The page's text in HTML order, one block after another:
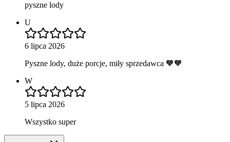
pyszne lody
U
6 lipca 2026
Pyszne lody, duże porcje, miły sprzedawca 🧡🧡
W
5 lipca 2026
Wszystko super